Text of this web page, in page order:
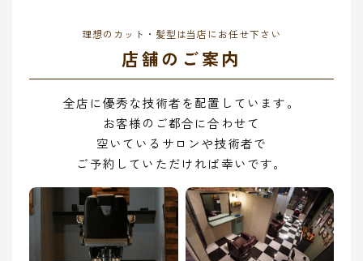
理想のカット・髪型は当店にお任せ下さい
店舗のご案内
全店に優秀な技術者を配置しています。
お客様のご都合に合わせて
空いているサロンや技術者で
ご予約していただければ幸いです。